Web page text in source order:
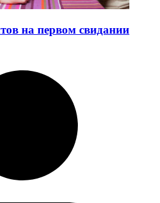
на первом свидании